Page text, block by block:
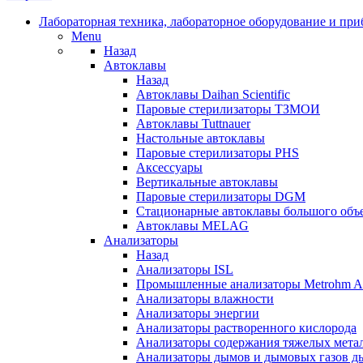
Лабораторная техника, лабораторное оборудование и
Menu
Назад
Автоклавы
Назад
Автоклавы Daihan Scientific
Паровые стерилизаторы ТЗМОИ
Автоклавы Tuttnauer
Наcтольные автоклавы
Паровые стерилизаторы PHS
Аксессуары
Вертикальные автоклавы
Паровые стерилизаторы DGM
Стационарные автоклавы большого
Автоклавы MELAG
Анализаторы
Назад
Анализаторы ISL
Промышленные анализаторы Metrohm
Анализаторы влажности
Анализаторы энергии
Анализаторы растворенного кислорода
Анализаторы содержания тяжелых
Анализаторы дымов и дымовых газов